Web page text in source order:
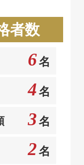
者数
6名
4 名
3 名
2名